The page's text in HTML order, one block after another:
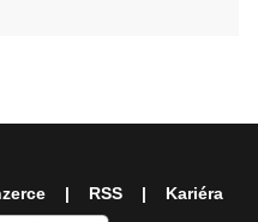
RSS Kariéra